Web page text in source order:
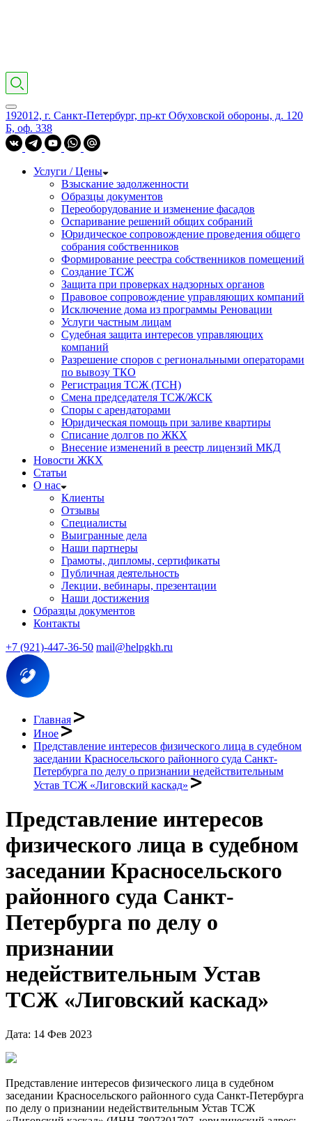
192012, г. Санкт-Петербург, пр-кт Обуховской обороны, д. 120
Б, оф. 338
Услуги / Цены
Взыскание задолженности
Образцы документов
Переоборудование и изменение фасадов
Оспаривание решений общих собраний
Юридическое сопровождение проведения общего
собрания собственников
Формирование реестра собственников помещений
Создание ТСЖ
Защита при проверках надзорных органов
Правовое сопровождение управляющих компаний
Исключение дома из программы Реновации
Услуги частным лицам
Судебная защита интересов управляющих
компаний
Разрешение споров с региональными операторами
по вывозу ТКО
Регистрация ТСЖ (ТСН)
Смена председателя ТСЖ/ЖСК
Споры с арендаторами
Юридическая помощь при заливе квартиры
Списание долгов по ЖКХ
Внесение изменений в реестр лицензий МКД
Новости ЖКХ
Статьи
О нас
Клиенты
Отзывы
Специалисты
Выигранные дела
Наши партнеры
Грамоты, дипломы, сертификаты
Публичная деятельность
Лекции, вебинары, презентации
Наши достижения
Образцы документов
Контакты
+7 (921)-447-36-50 mail@helpgkh.ru
Главная
Иное
Представление интересов физического лица в судебном
заседании Красносельского районного суда Санкт-
Петербурга по делу о признании недействительным
Устав ТСЖ «Лиговский каскад»
Представление интересов
физического лица в судебном
заседании Красносельского
районного суда Санкт-
Петербурга по делу о
признании
недействительным Устав
ТСЖ «Лиговский каскад»
Дата: 14 Фев 2023
Представление интересов физического лица в судебном
заседании Красносельского районного суда Санкт-Петербурга
по делу о признании недействительным Устав ТСЖ